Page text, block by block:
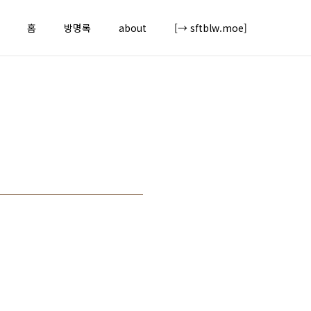
홈 방명록 about [→ sftblw.moe]